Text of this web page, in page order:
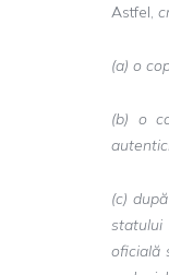
Astfel,
(a) o
(b) o
(c)
statului
oficială